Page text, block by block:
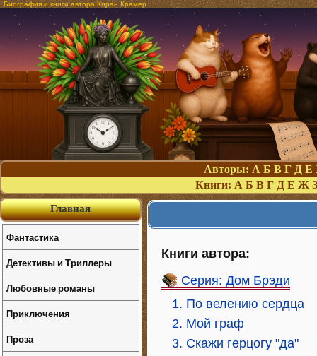
Биография и книги автора Киран Крамер
Авторы: А Б В Г Д Е
Книги: А Б В Г Д Е Ж З
Книги автора:
Серия: Дом Брэди
1. По велению сердца
2. Мой граф
3. Скажи герцогу "да"
Главная
Фантастика
Детективы и Триллеры
Любовные романы
Приключения
Проза